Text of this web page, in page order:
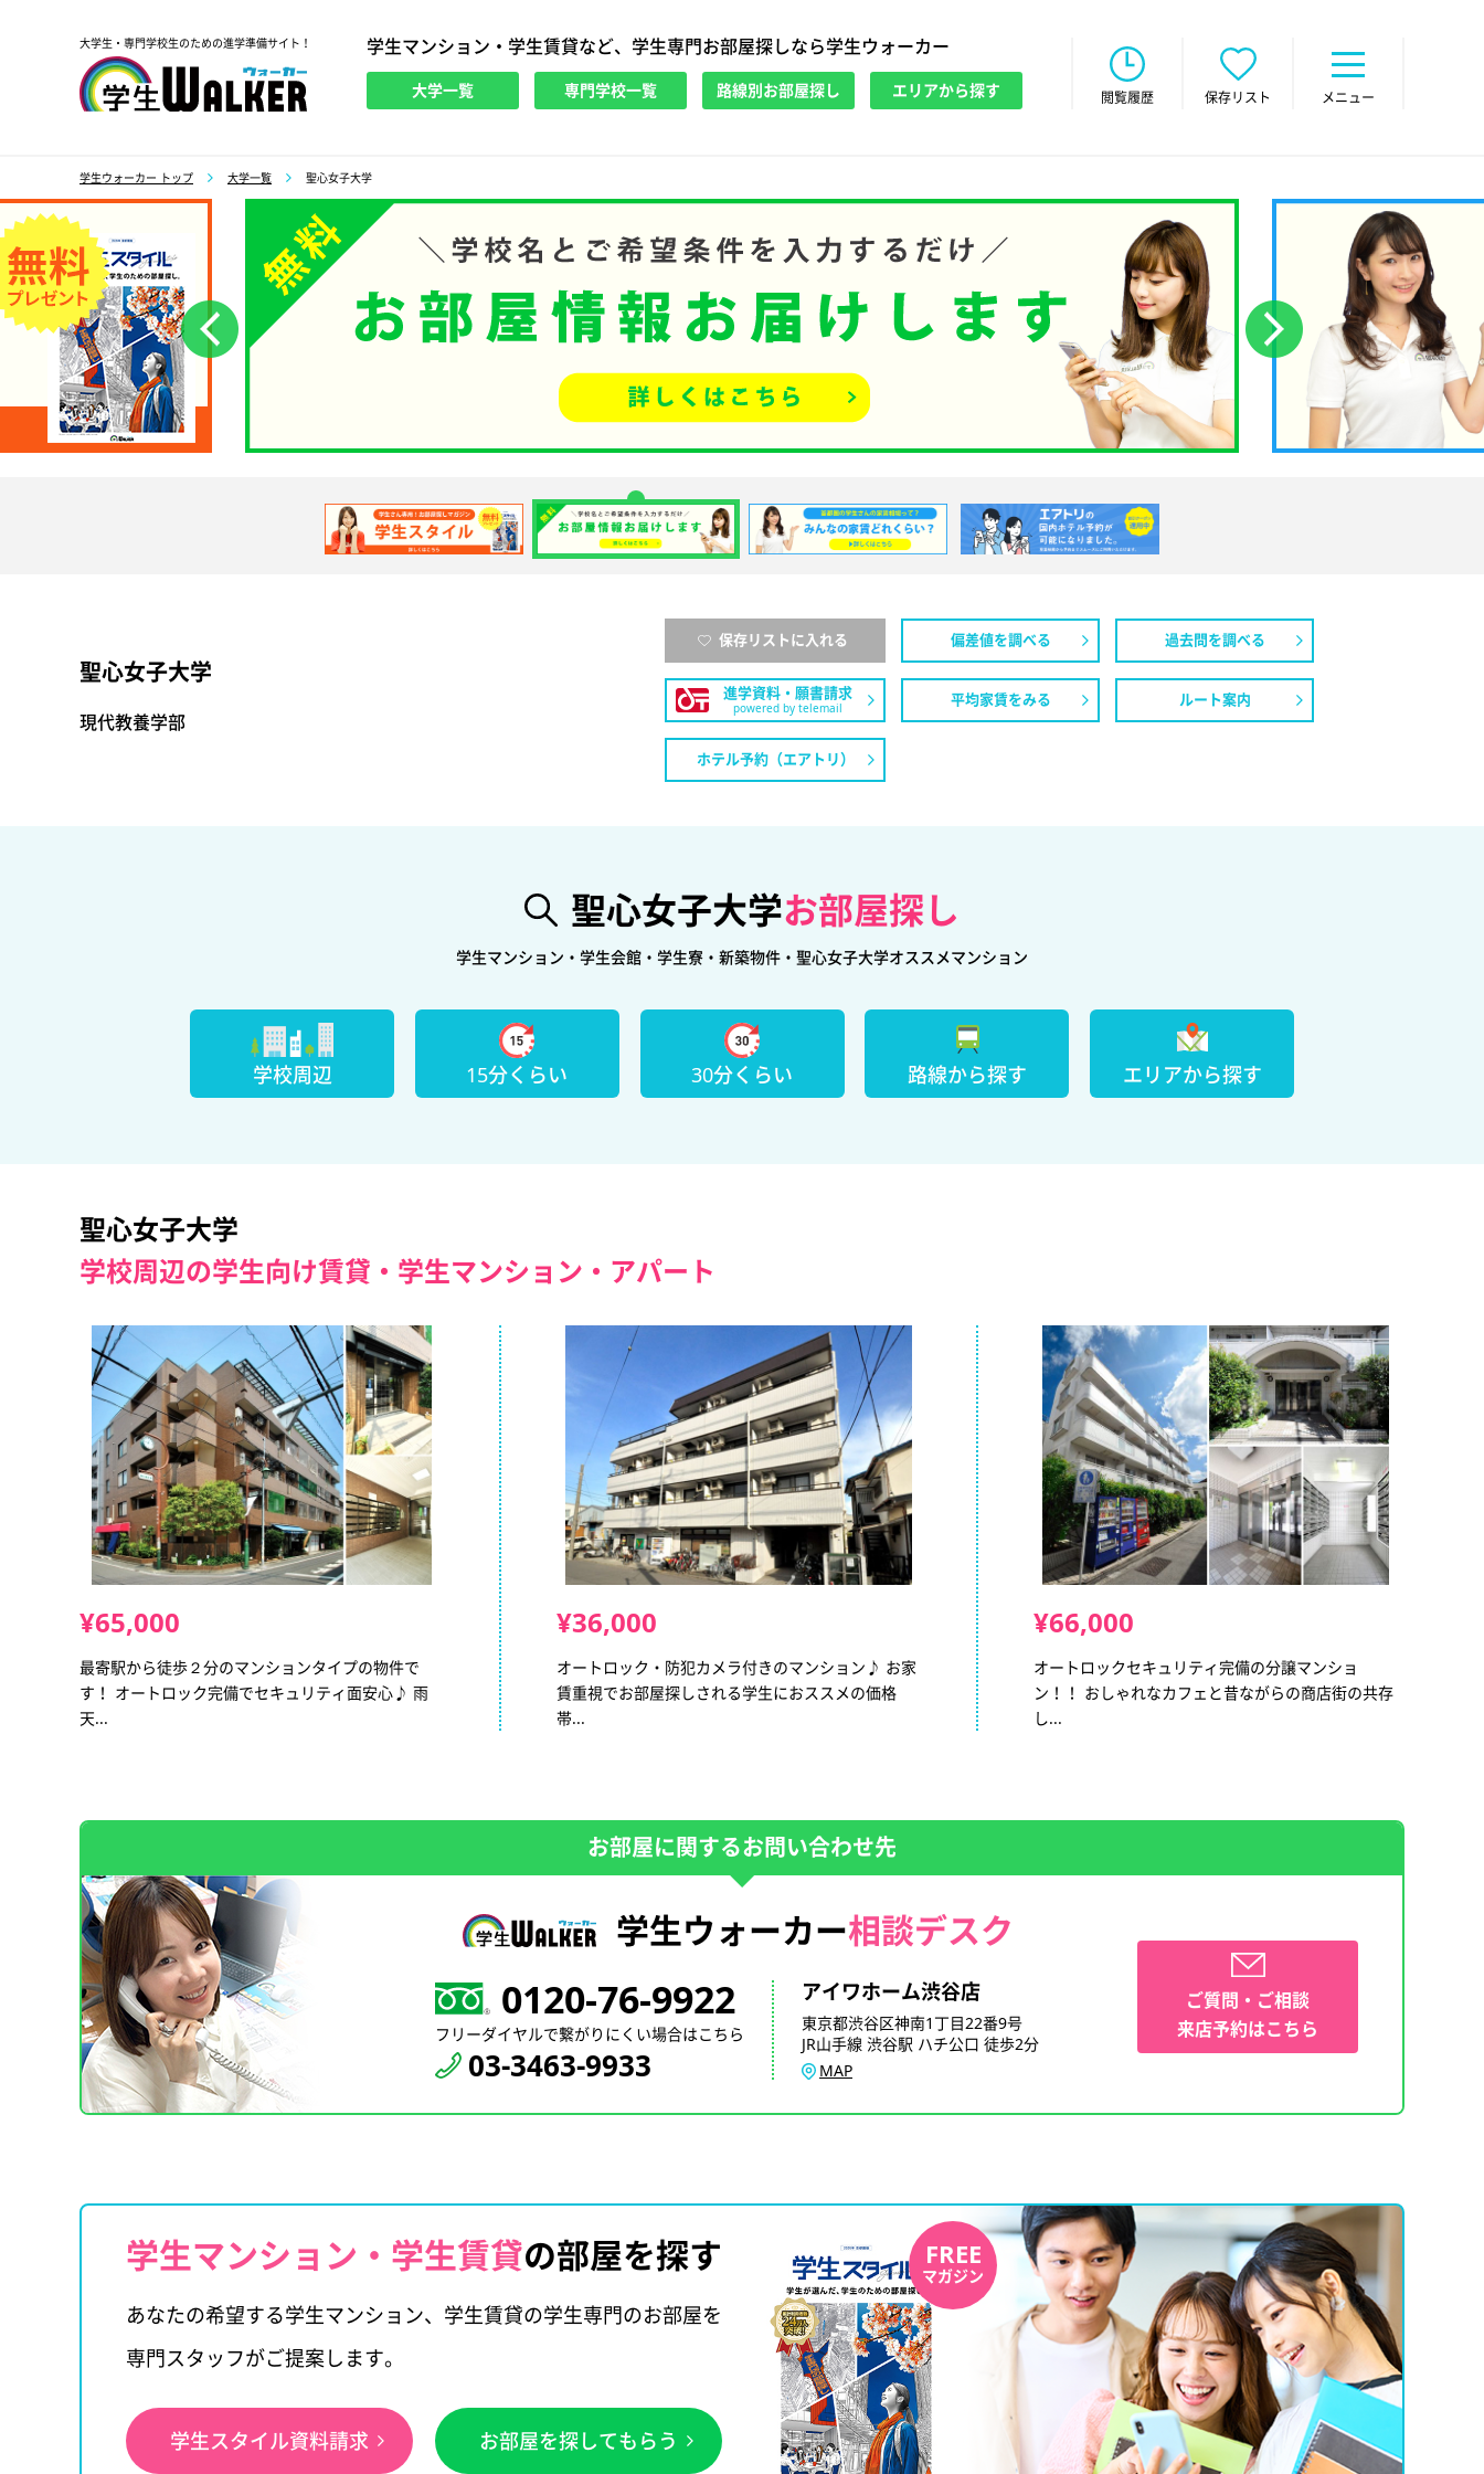
大学生・専門学校生のための進学準備サイト！ 学生マンション・学生賃貸など、学生専門お部屋探しなら学生ウォーカー
大学一覧 専門学校一覧 路線別お部屋探し エリアから探す 閲覧履歴 保存リスト メニュー
学生ウォーカー トップ 大学一覧 聖心女子大学
前へ
聖心女子大学
現代教養学部
保存リストに入れる 偏差値を調べる 過去問を調べる
進学資料・願書請求
powered by telemail 平均家賃をみる ルート案内
ホテル予約（エアトリ）
聖心女子大学お部屋探し
学生マンション・学生会館・学生寮・新築物件・聖心女子大学オススメマンション
学校周辺 15分くらい 30分くらい 路線から探す エリアから探す
聖心女子大学
学校周辺の学生向け賃貸・学生マンション・アパート
¥65,000
最寄駅から徒歩２分のマンションタイプの物件で
す！ オートロック完備でセキュリティ面安心♪ 雨
天...
¥36,000
オートロック・防犯カメラ付きのマンション♪ お家
賃重視でお部屋探しされる学生におススメの価格
帯...
¥66,000
オートロックセキュリティ完備の分譲マンショ
ン！！ おしゃれなカフェと昔ながらの商店街の共存
し...
お部屋に関するお問い合わせ先
学生ウォーカー相談デスク
0120-76-9922
フリーダイヤルで繋がりにくい場合はこちら
03-3463-9933
アイワホーム渋谷店
東京都渋谷区神南1丁目22番9号
JR山手線 渋谷駅 ハチ公口 徒歩2分
MAP
ご質問・ご相談
来店予約はこちら
FREE
マガジン
学生マンション・学生賃貸の部屋を探す
あなたの希望する学生マンション、学生賃貸の学生専門のお部屋を
専門スタッフがご提案します。
学生スタイル資料請求 お部屋を探してもらう